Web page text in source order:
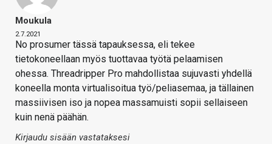
Moukula
2.7.2021
No prosumer tässä tapauksessa, eli tekee
tietokoneellaan myös tuottavaa työtä pelaamisen
ohessa. Threadripper Pro mahdollistaa sujuvasti yhdellä
koneella monta virtualisoitua työ/peliasemaa, ja tällainen
massiivisen iso ja nopea massamuisti sopii sellaiseen
kuin nenä päähän.
Kirjaudu sisään vastataksesi